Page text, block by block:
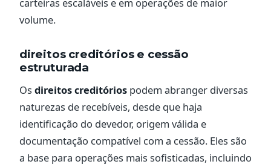
carteiras escaláveis e em operações de maior
volume.
direitos creditórios e cessão
estruturada
Os direitos creditórios podem abranger diversas
naturezas de recebíveis, desde que haja
identificação do devedor, origem válida e
documentação compatível com a cessão. Eles são
a base para operações mais sofisticadas, incluindo